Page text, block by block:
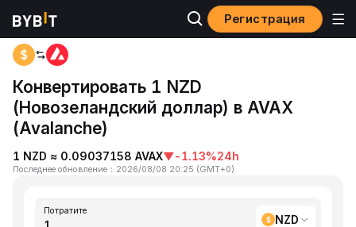
Регистрация
Главная
Конвертировать 1 NZD
(Новозеландский доллар) в AVAX
(Avalanche)
1 NZD ≈ 0.09037158 AVAX▼-1.13%24h
Последнее обновление ： 2026/08/08 20:25 (GMT+0)
Потратите
NZD